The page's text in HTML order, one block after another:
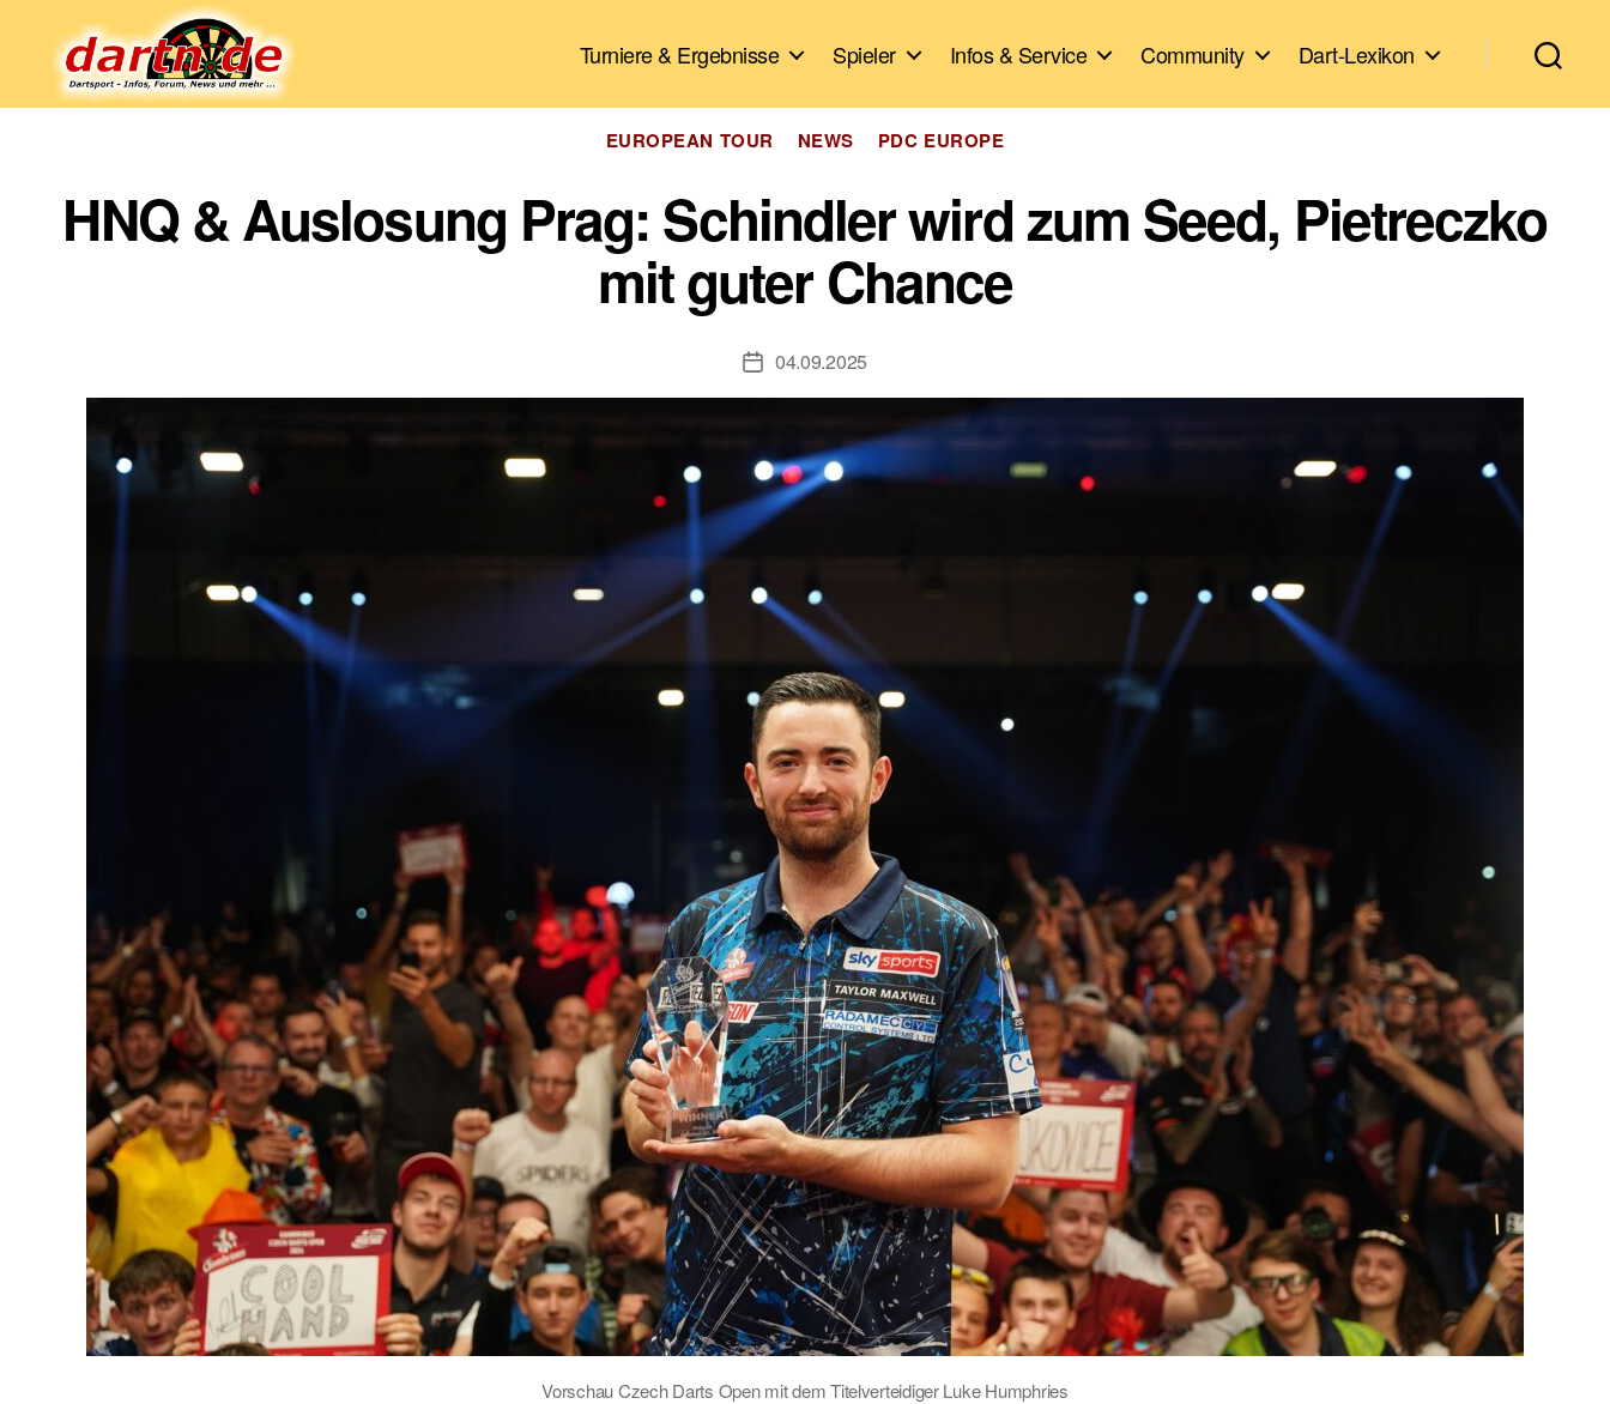
Turniere & Ergebnisse Spieler Infos & Service Community Dart-Lexikon
Kategorien
EUROPEAN TOUR NEWS PDC EUROPE
HNQ & Auslosung Prag: Schindler wird zum Seed, Pietreczko
mit guter Chance
Veröffentlichungsdatum
04.09.2025
Vorschau Czech Darts Open mit dem Titelverteidiger Luke Humphries